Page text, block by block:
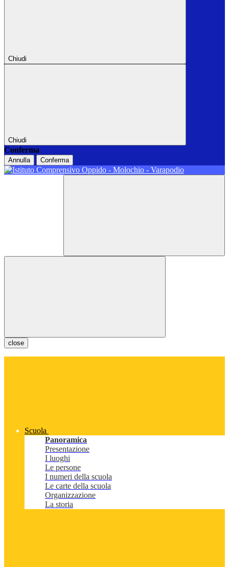
Chiudi
Chiudi
Conferma
Annulla Conferma
close
Scuola
Panoramica
Presentazione
I luoghi
Le persone
I numeri della scuola
Le carte della scuola
Organizzazione
La storia